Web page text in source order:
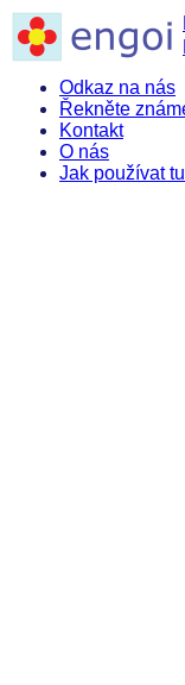
Odkaz na nás
Řekněte
Kontakt
O nás
Jak používat